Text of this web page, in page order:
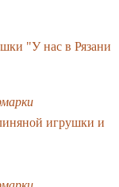
"У нас в Рязани
игрушки и